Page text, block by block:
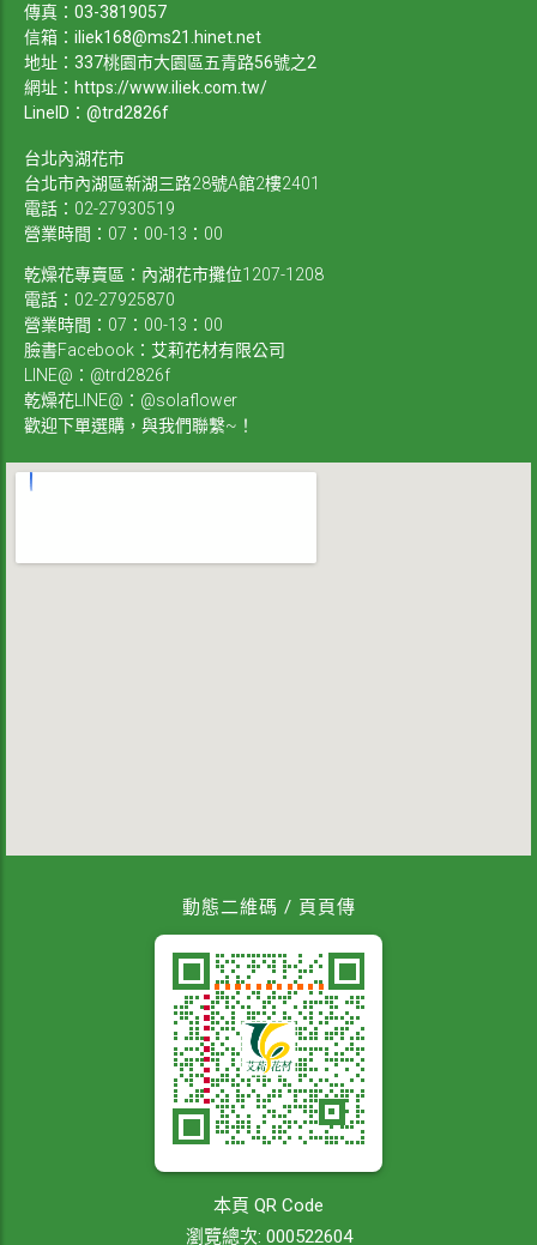
傳真：03-3819057
信箱： iliek168@ms21.hinet.net
地址：337桃園市大園區五青路56號之2
網址： https://www.iliek.com.tw/
LineID：@trd2826f
台北內湖花市
台北市內湖區新湖三路28號A館2樓2401
電話：02-27930519
營業時間：07：00-13：00
乾燥花專賣區：內湖花市攤位1207-1208
電話：02-27925870
營業時間：07：00-13：00
臉書Facebook：艾莉花材有限公司
LINE@：@trd2826f
乾燥花LINE@：@solaflower
歡迎下單選購，與我們聯繫~！
動態二維碼 / 頁頁傳
本頁 QR Code
瀏覽總次: 000522604